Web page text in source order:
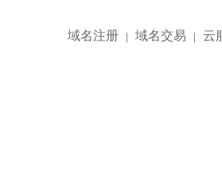
域名注册 | 域名交易 | 云